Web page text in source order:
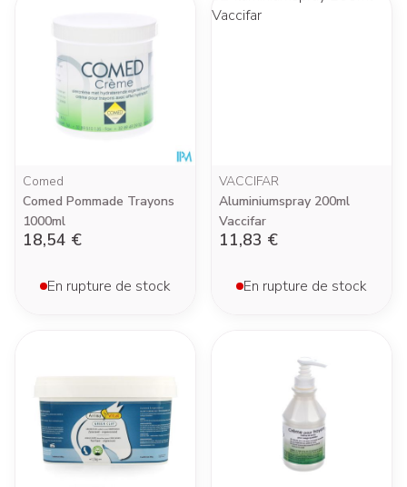
Comed
Comed Pommade Trayons
1000ml
18,54 €
En rupture de stock
VACCIFAR
Aluminiumspray 200ml
Vaccifar
11,83 €
En rupture de stock